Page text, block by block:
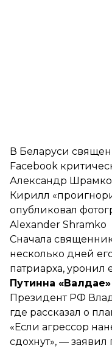
В Беларуси
Facebook
Александр
Кирилл
опубликовал
Alexander Shramko
Сначала
несколько дней
патриарха, уронил
Путинна «Валдае»
Президент РФ
где рассказал о
«Если агрессор
сдохнут», —